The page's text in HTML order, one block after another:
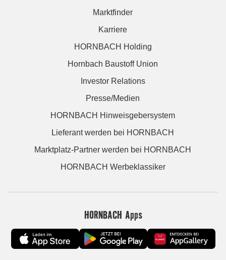
Marktfinder
Karriere
HORNBACH Holding
Hornbach Baustoff Union
Investor Relations
Presse/Medien
HORNBACH Hinweisgebersystem
Lieferant werden bei HORNBACH
Marktplatz-Partner werden bei HORNBACH
HORNBACH Werbeklassiker
HORNBACH Apps